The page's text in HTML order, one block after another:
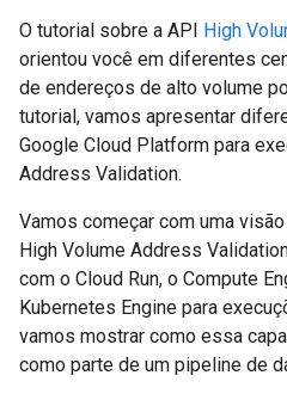
O tutorial sobre a API High
orientou você em diferentes
de endereços de alto volume
tutorial, vamos apresentar
Google Cloud Platform para
Address Validation.
Vamos começar com uma
High Volume Address
com o Cloud Run, o Compute
Kubernetes Engine para
vamos mostrar como essa
como parte de um pipeline de